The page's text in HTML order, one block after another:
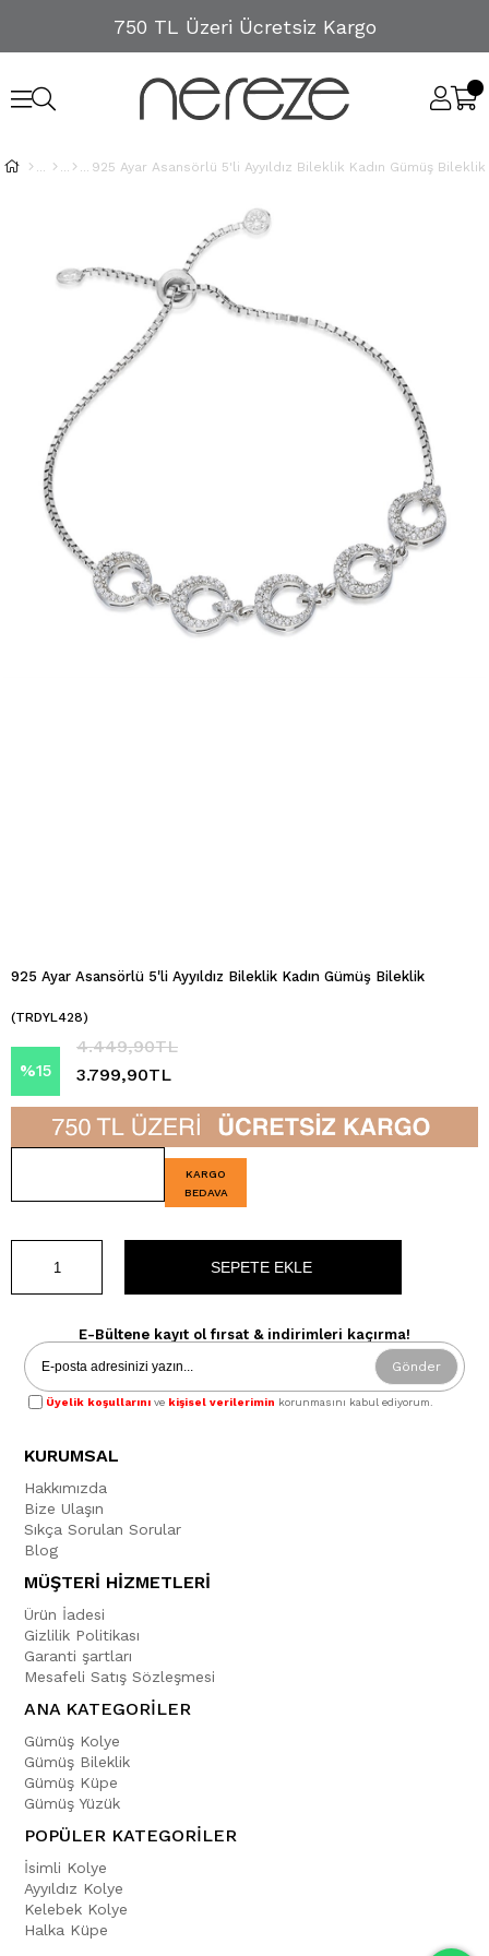
750 TL Üzeri Ücretsiz Kargo
925 Ayar Asansörlü 5'li Ayyıldız Bileklik Kadın Gümüş Bileklik
925 Ayar Asansörlü 5'li Ayyıldız Bileklik Kadın Gümüş Bileklik
(TRDYL428)
%15
İndirim
4.449,90TL
3.799,90TL
KARGO
BEDAVA
E-Bültene kayıt ol fırsat & indirimleri kaçırma!
Gönder
Üyelik koşullarını ve kişisel verilerimin korunmasını kabul ediyorum.
KURUMSAL
Hakkımızda
Bize Ulaşın
Sıkça Sorulan Sorular
Blog
MÜŞTERİ HİZMETLERİ
Ürün İadesi
Gizlilik Politikası
Garanti şartları
Mesafeli Satış Sözleşmesi
ANA KATEGORİLER
Gümüş Kolye
Gümüş Bileklik
Gümüş Küpe
Gümüş Yüzük
POPÜLER KATEGORİLER
İsimli Kolye
Ayyıldız Kolye
Kelebek Kolye
Halka Küpe